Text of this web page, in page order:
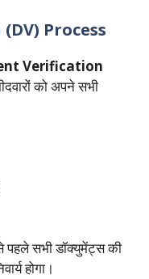
Process
Verification
को अपने सभी
पहले सभी डॉक्युमेंट्स की
होगा।